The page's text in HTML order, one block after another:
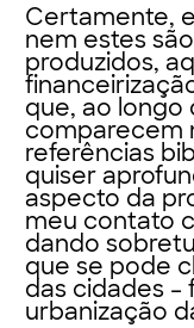
Certamente,
nem estes
produzidos,
que, ao longo
comparecem
referências
quiser
aspecto da
meu contato
dando
que se pode
das cidades –
urbanização